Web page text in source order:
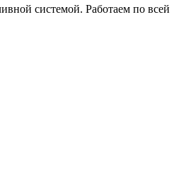
системой. Работаем по всей